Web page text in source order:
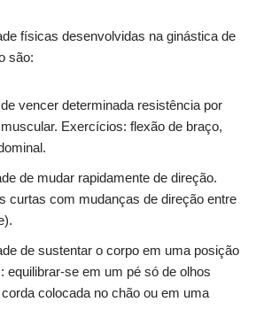
físicas desenvolvidas na ginástica de
são:
vencer determinada resistência por
Exercícios: flexão de braço,
de mudar rapidamente de direção.
curtas com mudanças de direção entre
de sustentar o corpo em uma posição
equilibrar-se em um pé só de olhos
colocada no chão ou em uma